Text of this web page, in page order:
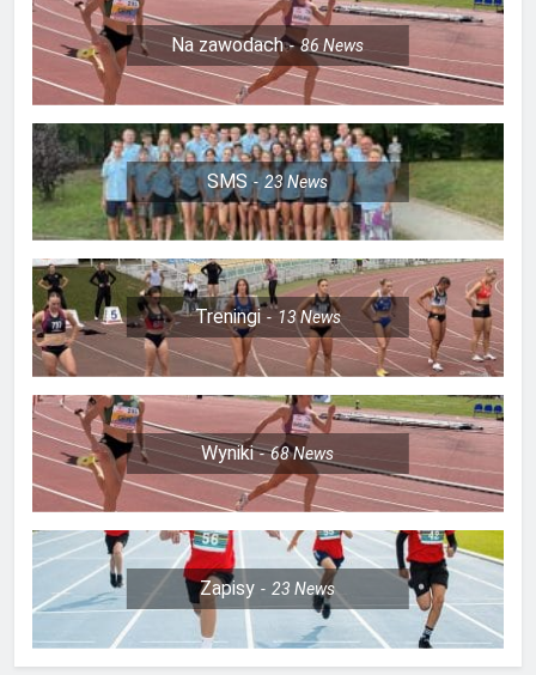
Na zawodach 86News
SMS 23News
Treningi 13News
Wyniki 68News
Zapisy 23News